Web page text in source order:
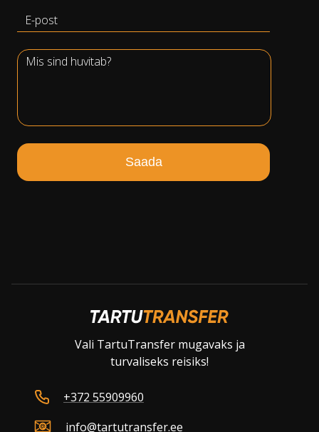
Saada
Vali TartuTransfer mugavaks ja
turvaliseks reisiks!
+372 55909960
info@tartutransfer.ee